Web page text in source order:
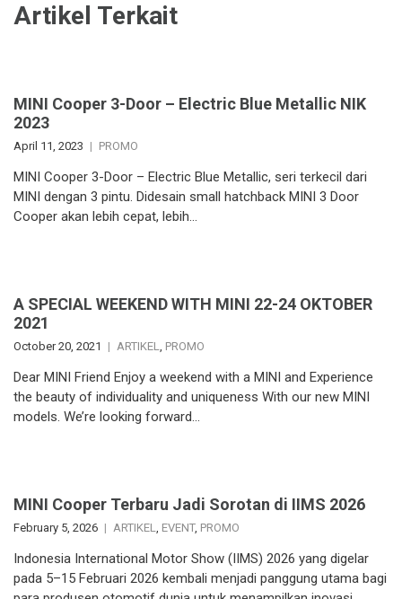
Artikel Terkait
MINI Cooper 3-Door – Electric Blue Metallic NIK
2023
April 11, 2023 PROMO
MINI Cooper 3-Door – Electric Blue Metallic, seri terkecil dari
MINI dengan 3 pintu. Didesain small hatchback MINI 3 Door
Cooper akan lebih cepat, lebih…
A SPECIAL WEEKEND WITH MINI 22-24 OKTOBER
2021
October 20, 2021 ARTIKEL, PROMO
Dear MINI Friend Enjoy a weekend with a MINI and Experience
the beauty of individuality and uniqueness With our new MINI
models. We’re looking forward…
MINI Cooper Terbaru Jadi Sorotan di IIMS 2026
February 5, 2026 ARTIKEL, EVENT, PROMO
Indonesia International Motor Show (IIMS) 2026 yang digelar
pada 5–15 Februari 2026 kembali menjadi panggung utama bagi